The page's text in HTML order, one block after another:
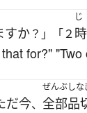
すか？」「２
じ
時
for?"
だ今、
ぜんぶ
全部
しな
品